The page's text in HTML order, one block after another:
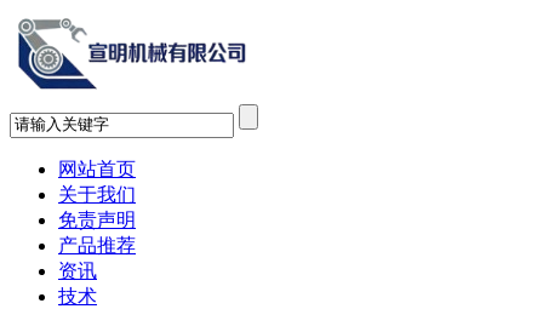
网站首页
关于我们
免责声明
产品推荐
资讯
技术